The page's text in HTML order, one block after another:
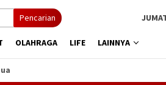
Pencarian
OLAHRAGA LIFE LAINNYA